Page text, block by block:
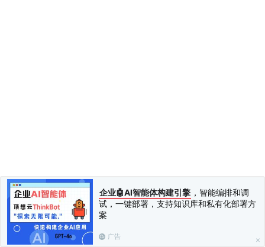
企业🤖AI智能体构建引擎 ，智能编排和调
试，一键部署，支持知识库和私有化部署方
案
广告